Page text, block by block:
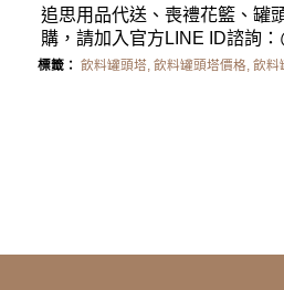
追思用品代送、喪禮花籃、罐
購，請加入官方LINE ID諮詢：
標籤： 飲料罐頭塔 飲料罐頭塔價格, 飲料